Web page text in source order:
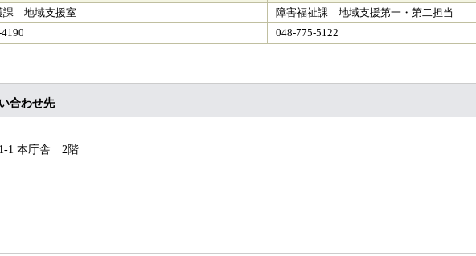
課 地域支援室
障害福祉課 地域支援第一・第二担当
048-775-5122
合わせ先
1 本庁舎 2階